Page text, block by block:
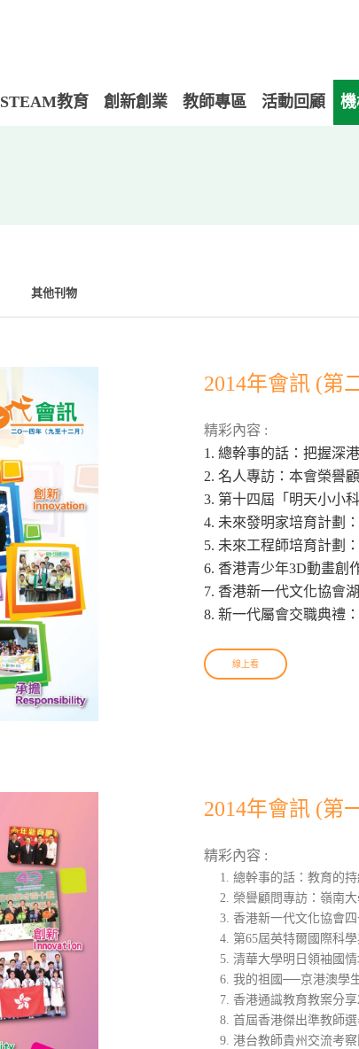
STEAM教育 創新創業 教師專區 活動回顧
其他刊物
2014年會訊 (第
精彩內容 :
1. 總幹事的話：把握深
2. 名人專訪：本會榮譽
3. 第十四屆「明天小小
4. 未來發明家培育計劃
5. 未來工程師培育計劃
6. 香港青少年3D動畫創
7. 香港新一代文化協會
8. 新一代屬會交職典禮
線上看
2014年會訊 (第
精彩內容 :
總幹事的話：教育的
榮譽顧問專訪：嶺南
香港新一代文化協會
第65屆英特爾國際科
清華大學明日領袖國
我的祖國──京港澳學
香港通識教育教案分
首屆香港傑出準教師
港台教師貴州交流考